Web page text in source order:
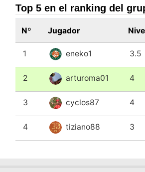
Top 5 en el ranking del
Nº Jugador
1 eneko1 3.5
2 arturoma01 4
3 cyclos87 4
4 tiziano88 3